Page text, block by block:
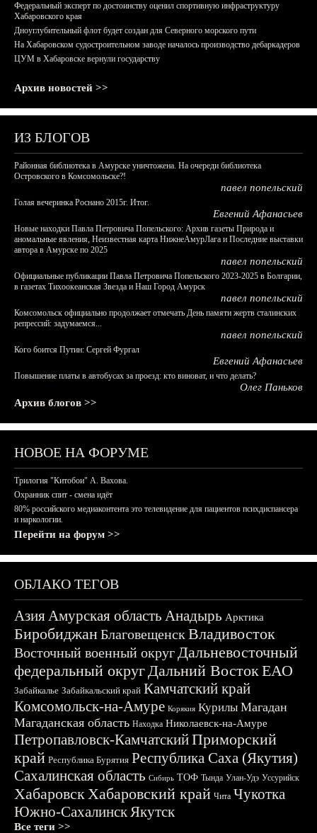
Федеральный эксперт по достоинству оценил спортивную инфраструктуру
Хабаровского края
Дноуглубительный флот будет создан для Северного морского пути
На Хабаровском судостроительном заводе началось производство дебаркадеров
ЦУМ в Хабаровске вернули государству
Архив новостей >>
ИЗ БЛОГОВ
Районная библиотека в Амурске уничтожена. На очереди библиотека
Островского в Комсомольске?!
павел попельский
Голая вечеринка Роснано 2015г. Итог.
Евгений Афанасьев
Новые находки Павла Петровича Попельского: Архив газеты Природа и
аномальные явления, Неизвестная карта НижнеАмурЛага и Последние выставки
автора в Амурске по 2025
павел попельский
Официальные публикации Павла Петровича Попельского 2023-2025 в Болгарии,
в газетах Тихоокеанская Звезда и Наш Город Амурск
павел попельский
Комсомольск официально продолжает отмечать День памяти жертв сталинских
репрессий: задумаемся...
павел попельский
Кого боится Путин: Сергей Фургал
Евгений Афанасьев
Повышение платы в автобусах за проезд: кто виноват, и что делать?
Олег Паньков
Архив блогов >>
НОВОЕ НА ФОРУМЕ
Трилогия "Китобои" А. Вахова.
Охранник спит - смена идёт
80% российского медиаконтента это телевидение для пациентов психдиспансера
и наркологии.
Перейти на форум >>
ОБЛАКО ТЕГОВ
АзияАмурская область Анадырь Арктика
БиробиджанБлаговещенскВладивосток
Восточный военный округДальневосточный
федеральный округДальний ВостокЕАО
Забайкалье Забайкальский край Камчатский край
Комсомольск-на-Амуре Корякия Курилы Магадан
Магаданская область Находка Николаевск-на-Амуре
Петропавловск-КамчатскийПриморский
край Республика Бурятия Республика Саха (Якутия)
Сахалинская область Сибирь ТОФ Тында Улан-Удэ Уссурийск
ХабаровскХабаровский край Чита Чукотка
Южно-СахалинскЯкутск
Все теги >>